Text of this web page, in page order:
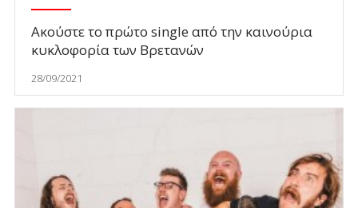
Ακούστε το πρώτο single από την καινούρια
κυκλοφορία των Βρετανών
28/09/2021